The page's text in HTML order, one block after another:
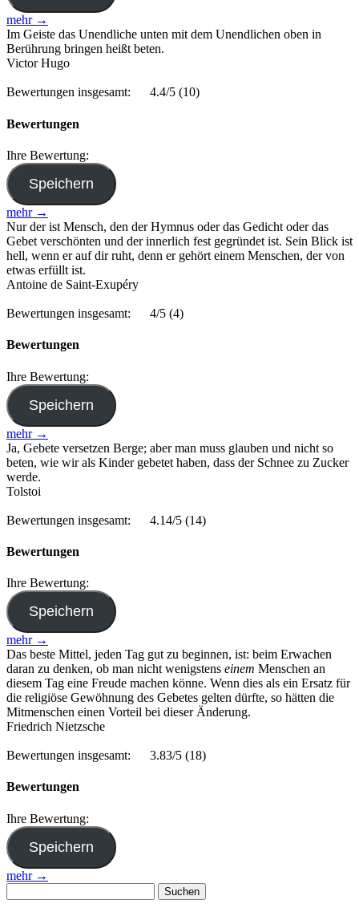
mehr →
Im Geiste das Unendliche unten mit dem Unendlichen oben in
Berührung bringen heißt beten.
Victor Hugo
Bewertungen insgesamt: 4.4/5 (10)
Bewertungen
Ihre Bewertung:
mehr →
Nur der ist Mensch, den der Hymnus oder das Gedicht oder das
Gebet verschönten und der innerlich fest gegründet ist. Sein Blick ist
hell, wenn er auf dir ruht, denn er gehört einem Menschen, der von
etwas erfüllt ist.
Antoine de Saint-Exupéry
Bewertungen insgesamt: 4/5 (4)
Bewertungen
Ihre Bewertung:
mehr →
Ja, Gebete versetzen Berge; aber man muss glauben und nicht so
beten, wie wir als Kinder gebetet haben, dass der Schnee zu Zucker
werde.
Tolstoi
Bewertungen insgesamt: 4.14/5 (14)
Bewertungen
Ihre Bewertung:
mehr →
Das beste Mittel, jeden Tag gut zu beginnen, ist: beim Erwachen
daran zu denken, ob man nicht wenigstens einem Menschen an
diesem Tag eine Freude machen könne. Wenn dies als ein Ersatz für
die religiöse Gewöhnung des Gebetes gelten dürfte, so hätten die
Mitmenschen einen Vorteil bei dieser Änderung.
Friedrich Nietzsche
Bewertungen insgesamt: 3.83/5 (18)
Bewertungen
Ihre Bewertung:
mehr →